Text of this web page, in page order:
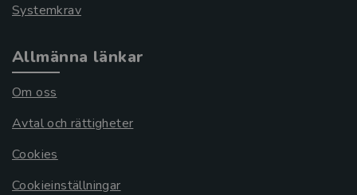
Systemkrav
Allmänna länkar
Om oss
Avtal och rättigheter
Cookies
Cookieinställningar